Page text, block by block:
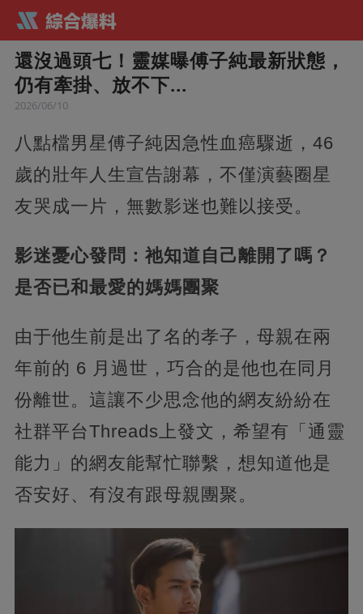
還沒過頭七！靈媒曝傅子純最新狀態，
仍有牽掛、放不下...
2026/06/10
八點檔男星傅子純因急性血癌驟逝，46
歲的壯年人生宣告謝幕，不僅演藝圈星
友哭成一片，無數影迷也難以接受。
影迷憂心發問：祂知道自己離開了嗎？
是否已和最愛的媽媽團聚
由于他生前是出了名的孝子，母親在兩
年前的 6 月過世，巧合的是他也在同月
份離世。這讓不少思念他的網友紛紛在
社群平台Threads上發文，希望有「通靈
能力」的網友能幫忙聯繫，想知道他是
否安好、有沒有跟母親團聚。